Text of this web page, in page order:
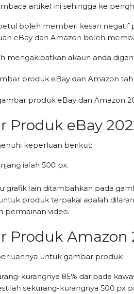
artikel ini sehingga ke
boleh memberi kesan negatif
eBay dan Amazon boleh
mengakibatkan akaun anda
produk eBay dan Amazon
Produk eBay
keperluan berikut:
ialah 500 px.
grafik lain ditambahkan pada
produk terpakai adalah
permainan video.
Produk Amazon
untuk gambar produk:
kurangnya 85% daripada
sekurang-kurangnya 500 px